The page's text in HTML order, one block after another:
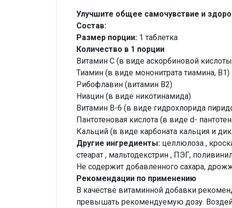
Улучшите общее самочувствие и
Состав:
Размер порции: 1 таблетка
Количество в 1 порции
Витамин C (в виде аскорбиновой
Тиамин (в виде мононитрата тиамина, В1)
Рибофлавин (витамин B2)
Ниацин (в виде никотинамида)
Витамин B-6 (в виде гидрохлорида
Пантотеновая кислота (в виде d-
Кальций (в виде карбоната кальция и
Другие ингредиенты: целлюлоза ,
стеарат , мальтодекстрин , ПЭГ,
Не содержит добавленного сахара,
Рекомендации по применению
В качестве витаминной добавки
превышать рекомендуемую дозу.